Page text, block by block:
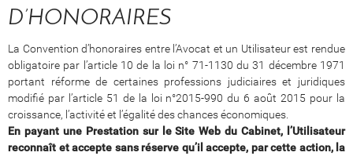
D’HONORAIRES
La Convention d’honoraires entre l’Avocat et un Utilisateur est rendue
obligatoire par l’article 10 de la loi n° 71-1130 du 31 décembre 1971
portant réforme de certaines professions judiciaires et juridiques
modifié par l’article 51 de la loi n°2015-990 du 6 août 2015 pour la
croissance, l’activité et l’égalité des chances économiques.
En payant une Prestation sur le Site Web du Cabinet, l’Utilisateur
reconnaît et accepte sans réserve qu’il accepte, par cette action, la